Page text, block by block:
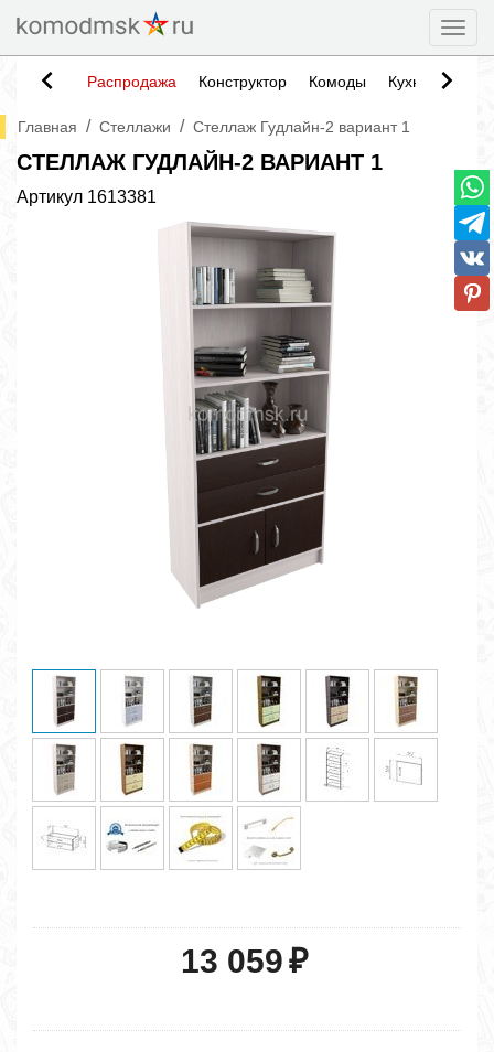
Распродажа Конструктор Комоды Кухни
Главная / Стеллажи / Стеллаж Гудлайн-2 вариант 1
СТЕЛЛАЖ ГУДЛАЙН-2 ВАРИАНТ 1
Артикул 1613381
13 059₽